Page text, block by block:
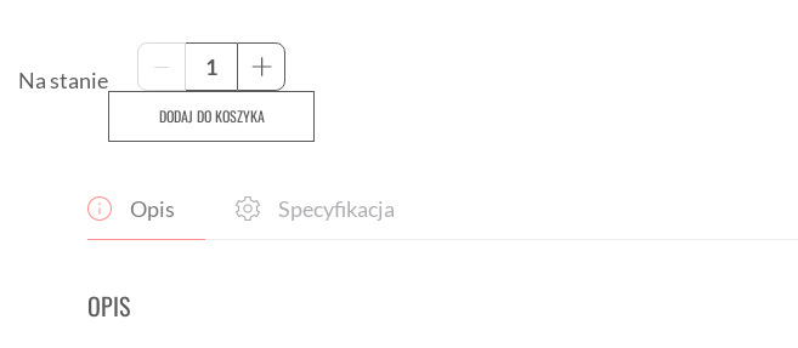
Na stanie -
ilość
Licznik
WAHOO
ELEMNT
+
DODAJ DO KOSZYKA
Opis Specyfikacja
OPIS